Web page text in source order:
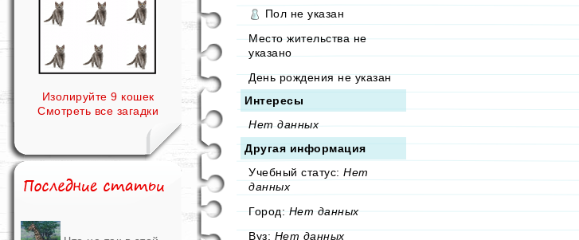
Изолируйте 9 кошек
Смотреть все загадки
Пол не указан
Место жительства не
указано
День рождения не указан
Интересы
Нет данных
Другая информация
Учебный статус: Нет
данных
Город:Нет данных
Вуз: Нет данных